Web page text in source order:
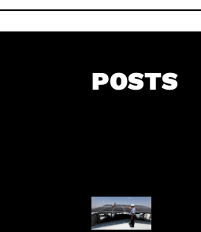
POSTS
Surya